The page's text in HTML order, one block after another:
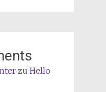
zu Hello